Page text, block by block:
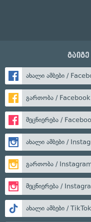
ახალი ამბები /
გართობა / Facebook
მეცნიერება /
ახალი ამბები /
გართობა /
მეცნიერება /
ახალი ამბები / TikTok